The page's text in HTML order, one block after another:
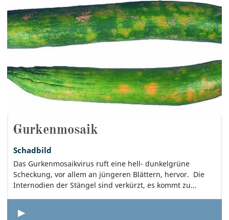
Gurkenmosaik
Schadbild
Das Gurkenmosaikvirus ruft eine hell- dunkelgrüne
Scheckung, vor allem an jüngeren Blättern, hervor. Die
Internodien der Stängel sind verkürzt, es kommt zu…